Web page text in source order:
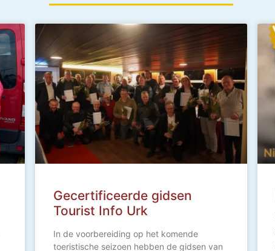
Gecertificeerde gidsen
Tourist Info Urk
In de voorbereiding op het komende
toeristische seizoen hebben de gidsen van